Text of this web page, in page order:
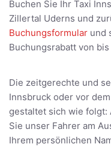
Buchen Sie Ihr Taxi
Zillertal Uderns und
Buchungsformular und
Buchungsrabatt von bis
Die zeitgerechte und
Innsbruck oder vor
gestaltet sich wie folgt:
Sie unser Fahrer am
Ihrem persönlichen